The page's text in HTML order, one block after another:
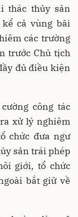
thác thủy sản
cả vùng bãi
các trường
trước Chủ tịch
đủ điều kiện
công tác
xử lý nghiêm
chức đưa ngư
sản trái phép
giới, tổ chức
bắt giữ về